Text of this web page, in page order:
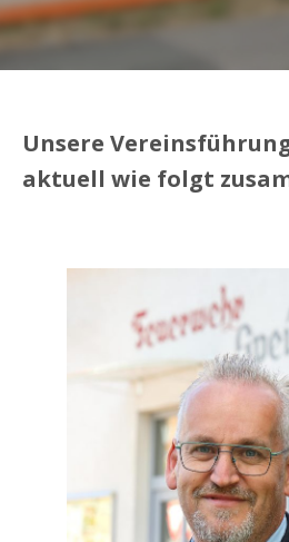
Unsere
aktuell wie folgt